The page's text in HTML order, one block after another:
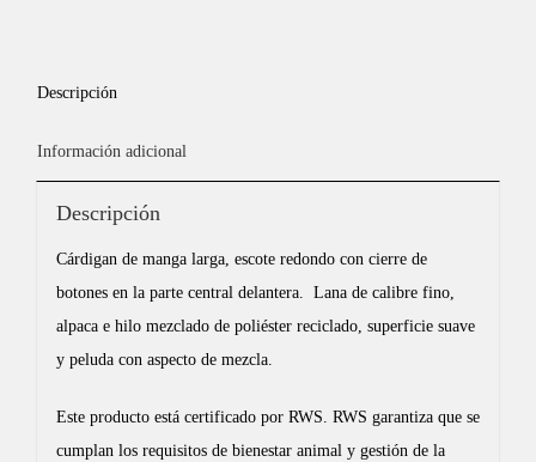
Descripción
Información adicional
Descripción
Cárdigan de manga larga, escote redondo con cierre de
botones en la parte central delantera. Lana de calibre fino,
alpaca e hilo mezclado de poliéster reciclado, superficie suave
y peluda con aspecto de mezcla.
Este producto está certificado por RWS. RWS garantiza que se
cumplan los requisitos de bienestar animal y gestión de la